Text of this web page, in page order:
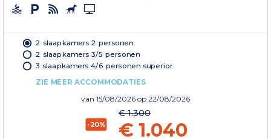
2 slaapkamers 2 personen
2 slaapkamers 3/5 personen
3 slaapkamers 4/6 personen superior
ZIE MEER ACCOMMODATIES
van 15/08/2026 op 22/08/2026
-20%
€ 1.300
€ 1.040